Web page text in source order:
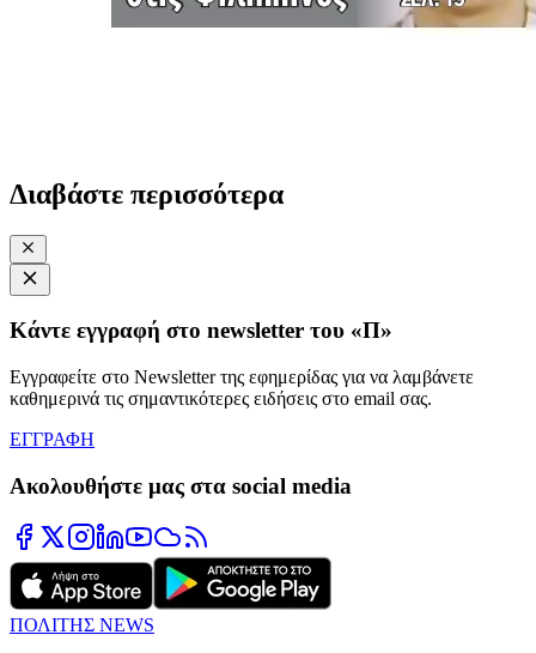
Διαβάστε περισσότερα
Κάντε εγγραφή στο newsletter του «Π»
Εγγραφείτε στο Newsletter της εφημερίδας για να λαμβάνετε
καθημερινά τις σημαντικότερες ειδήσεις στο email σας.
ΕΓΓΡΑΦΗ
Ακολουθήστε μας στα social media
ΠΟΛΙΤΗΣ NEWS